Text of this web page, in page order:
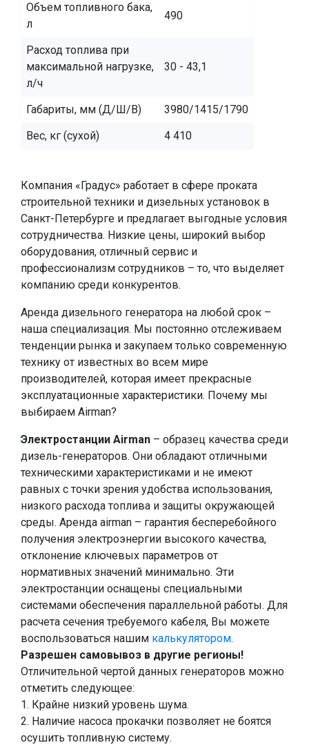
Объем топливного бака,
л
490
Расход топлива при
максимальной нагрузке,
л/ч
30 - 43,1
Габариты, мм (Д/Ш/В)
3980/1415/1790
Вес, кг (сухой)
4 410
Компания «Градус» работает в сфере проката
строительной техники и дизельных установок в
Санкт-Петербурге и предлагает выгодные условия
сотрудничества. Низкие цены, широкий выбор
оборудования, отличный сервис и
профессионализм сотрудников – то, что выделяет
компанию среди конкурентов.
Аренда дизельного генератора на любой срок –
наша специализация. Мы постоянно отслеживаем
тенденции рынка и закупаем только современную
технику от известных во всем мире
производителей, которая имеет прекрасные
эксплуатационные характеристики. Почему мы
выбираем Airman?
Электростанции Airman – образец качества среди
дизель-генераторов. Они обладают отличными
техническими характеристиками и не имеют
равных с точки зрения удобства использования,
низкого расхода топлива и защиты окружающей
среды. Аренда airman – гарантия бесперебойного
получения электроэнергии высокого качества,
отклонение ключевых параметров от
нормативных значений минимально. Эти
электростанции оснащены специальными
системами обеспечения параллельной работы. Для
расчета сечения требуемого кабеля, Вы можете
воспользоваться нашим калькулятором.
Разрешен самовывоз в другие регионы!
Отличительной чертой данных генераторов можно
отметить следующее:
1. Крайне низкий уровень шума.
2. Наличие насоса прокачки позволяет не боятся
осушить топливную систему.